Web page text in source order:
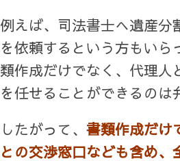
例えば、司法書士へ遺産分
を依頼するという方もいら
類作成だけでなく、代理人
を任せることができるのは
したがって、 書類作成だけ
との交渉窓口なども含め、